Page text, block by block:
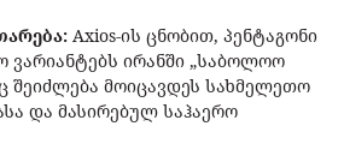
Axios-ის ცნობით, პენტაგონი
ვარიანტებს ირანში „საბოლოო
შეიძლება მოიცავდეს სახმელეთო
და მასირებულ საჰაერო